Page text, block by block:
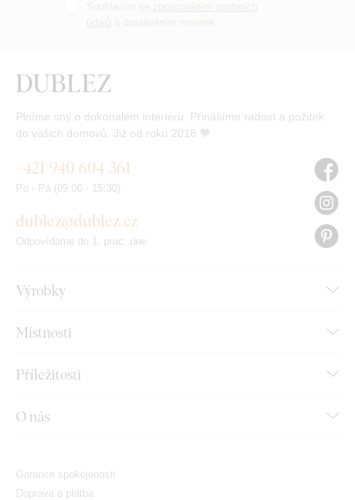
Plníme sny o dokonalém interiéru. Přinášíme radost a požitek
do vašich domovů. Již od roku 2018 🧡
Výrobky
Místnosti
Příležitosti
O nás
+421 940 604 361
Po - Pá (09:00 - 15:30)
dublez@dublez.cz
Odpovídáme do 1. prac. dne
Garance spokojenosti
Doprava a platba